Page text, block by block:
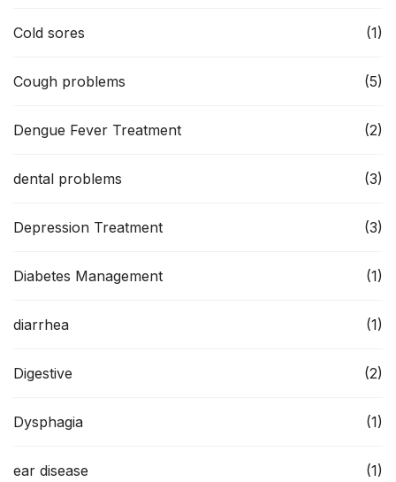
Cold sores (1)
Cough problems (5)
Dengue Fever Treatment (2)
dental problems (3)
Depression Treatment (3)
Diabetes Management (1)
diarrhea (1)
Digestive (2)
Dysphagia (1)
ear disease (1)